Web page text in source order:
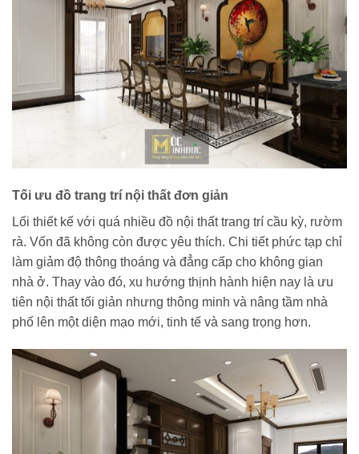
Tối ưu đồ trang trí nội thất đơn giản
Lối thiết kế với quá nhiều đồ nội thất trang trí cầu kỳ, rườm
rà. Vốn đã không còn được yêu thích. Chi tiết phức tạp chỉ
làm giảm độ thông thoáng và đẳng cấp cho không gian
nhà ở. Thay vào đó, xu hướng thịnh hành hiện nay là ưu
tiên nội thất tối giản nhưng thông minh và nâng tầm nhà
phố lên một diện mạo mới, tinh tế và sang trọng hơn.